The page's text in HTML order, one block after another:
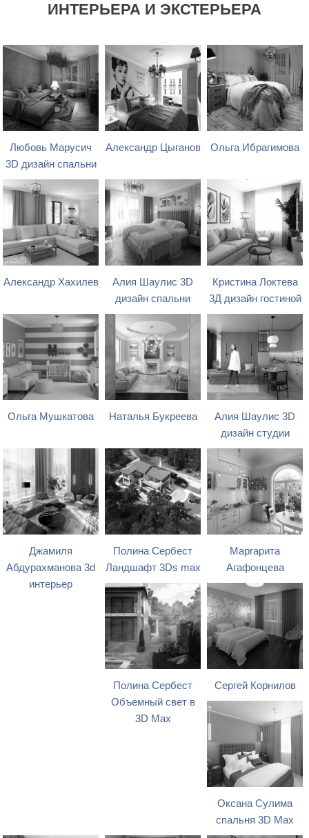
ИНТЕРЬЕРА И ЭКСТЕРЬЕРА
Любовь Марусич
3D дизайн спальни
Александр Цыганов Ольга Ибрагимова
Александр Хахилев
Алия Шаулис 3D
дизайн спальни
Кристина Локтева
3Д дизайн гостиной
Ольга Мушкатова Наталья Букреева
Алия Шаулис 3D
дизайн студии
Джамиля
Абдурахманова 3d
интерьер
Полина Сербест
Ландшафт 3Ds max
Маргарита
Агафонцева
Полина Сербест
Объемный свет в
3D Max
Сергей Корнилов
Оксана Сулима
спальня 3D Max